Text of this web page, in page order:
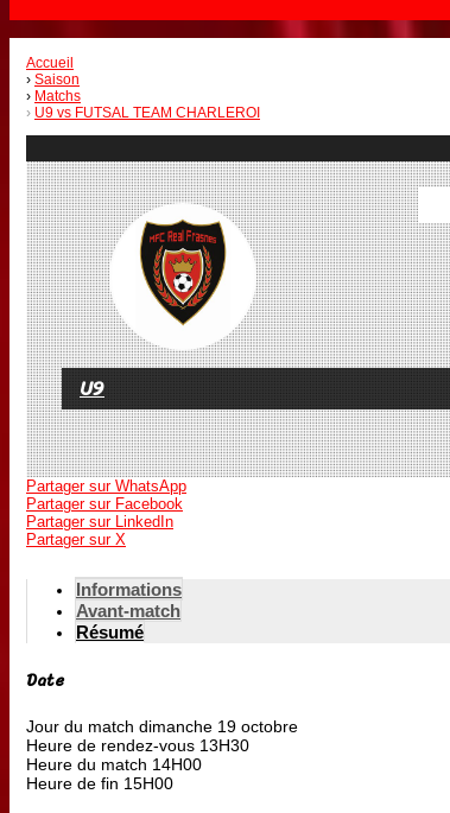
Accueil
Saison
Matchs
U9 vs FUTSAL TEAM CHARLEROI
U9
Partager sur WhatsApp
Partager sur Facebook
Partager sur LinkedIn
Partager sur X
Informations
Avant-match
Résumé
Date
Jour du match dimanche 19 octobre
Heure de rendez-vous 13H30
Heure du match 14H00
Heure de fin 15H00